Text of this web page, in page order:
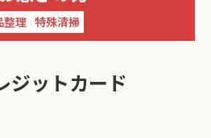
整理 特殊清掃
ジットカード